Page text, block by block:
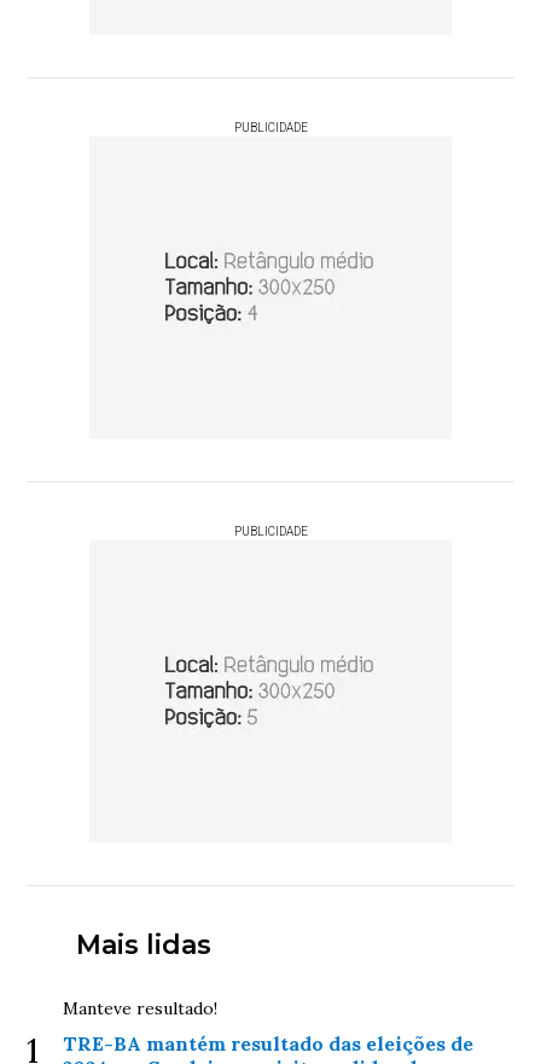
PUBLICIDADE
PUBLICIDADE
Mais lidas
1
Manteve resultado!
TRE-BA mantém resultado das eleições de